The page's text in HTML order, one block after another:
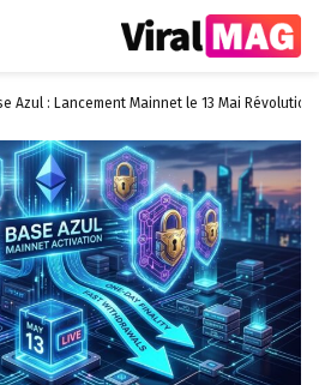
Azul : Lancement Mainnet le 13 Mai